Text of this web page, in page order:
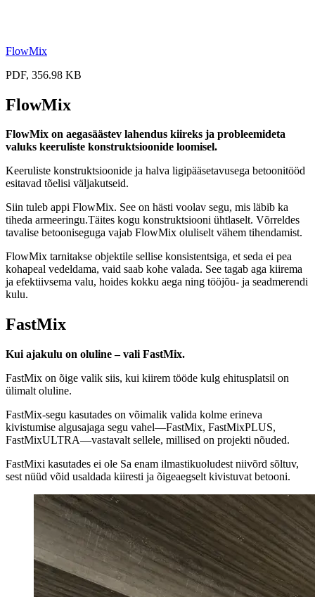
FlowMix
PDF, 356.98 KB
FlowMix
FlowMix on aegasäästev lahendus kiireks ja probleemideta
valuks keeruliste konstruktsioonide loomisel.
Keeruliste konstruktsioonide ja halva ligipääsetavusega betoonitööd
esitavad tõelisi väljakutseid.
Siin tuleb appi FlowMix. See on hästi voolav segu, mis läbib ka
tiheda armeeringu.Täites kogu konstruktsiooni ühtlaselt. Võrreldes
tavalise betooniseguga vajab FlowMix oluliselt vähem tihendamist.
FlowMix tarnitakse objektile sellise konsistentsiga, et seda ei pea
kohapeal vedeldama, vaid saab kohe valada. See tagab aga kiirema
ja efektiivsema valu, hoides kokku aega ning tööjõu- ja seadmerendi
kulu.
FastMix
Kui ajakulu on oluline – vali FastMix.
FastMix on õige valik siis, kui kiirem tööde kulg ehitusplatsil on
ülimalt oluline.
FastMix-segu kasutades on võimalik valida kolme erineva
kivistumise algusajaga segu vahel—FastMix, FastMixPLUS,
FastMixULTRA—vastavalt sellele, millised on projekti nõuded.
FastMixi kasutades ei ole Sa enam ilmastikuoludest niivõrd sõltuv,
sest nüüd võid usaldada kiiresti ja õigeaegselt kivistuvat betooni.